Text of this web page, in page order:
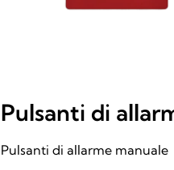
Pulsanti di
Pulsanti di allarme manuale